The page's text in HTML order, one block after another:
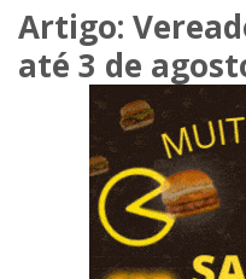
Artigo:
até 3 de